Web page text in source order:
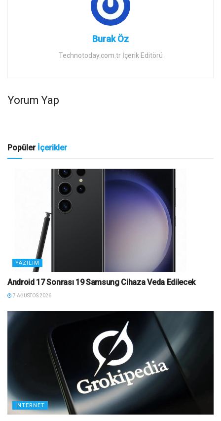
Burak Öz
Technotoday.com.tr İçerik Editörü
Yorum Yap
Popüler İçerikler
YAZILIM
Android 17 Sonrası 19 Samsung Cihaza Veda Edilecek
7 AĞUSTOS 2026
İNTERNET